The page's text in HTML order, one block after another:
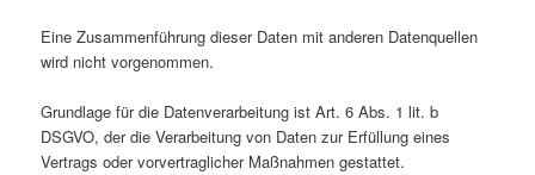
Eine Zusammenführung dieser Daten mit anderen Datenquellen
wird nicht vorgenommen.
Grundlage für die Datenverarbeitung ist Art. 6 Abs. 1 lit. b
DSGVO, der die Verarbeitung von Daten zur Erfüllung eines
Vertrags oder vorvertraglicher Maßnahmen gestattet.